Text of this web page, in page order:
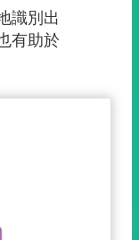
識別出
有助於